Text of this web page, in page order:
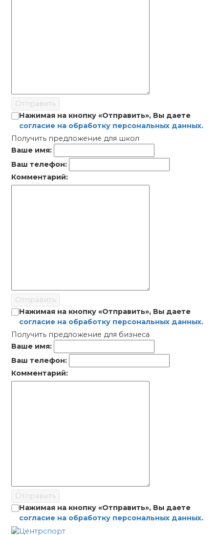
Отправить
Нажимая на кнопку «Отправить», Вы даете
согласие на обработку персональных данных.
Получить предложение для школ
Ваше имя:
Ваш телефон:
Комментарий:
Отправить
Нажимая на кнопку «Отправить», Вы даете
согласие на обработку персональных данных.
Получить предложение для бизнеса
Ваше имя:
Ваш телефон:
Комментарий:
Отправить
Нажимая на кнопку «Отправить», Вы даете
согласие на обработку персональных данных.